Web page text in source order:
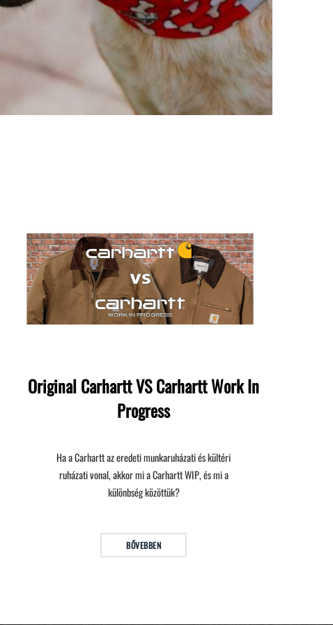
Original Carhartt VS Carhartt Work In
Progress
Ha a Carhartt az eredeti munkaruházati és kültéri
ruházati vonal, akkor mi a Carhartt WIP, és mi a
különbség közöttük?
BŐVEBBEN